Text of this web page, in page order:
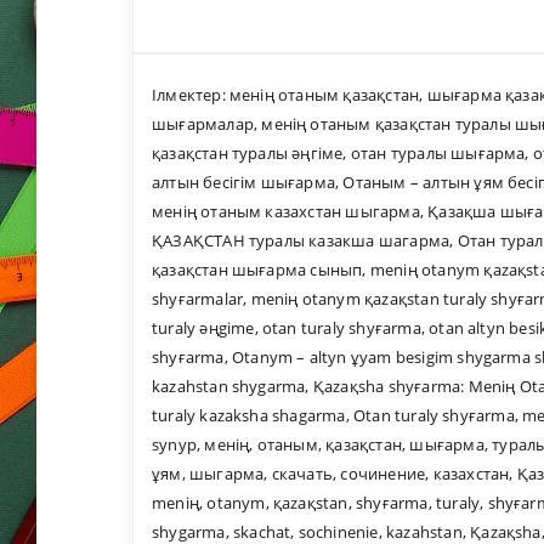
Ілмектер: менің отаным қазақстан, шығарма
шығармалар, менің отаным қазақстан туралы
қазақстан туралы әңгіме, отан туралы шығарма,
алтын бесігім шығарма,Отаным – алтын ұям
менің отаным казахстан шыгарма, Қазақша
ҚАЗАҚСТАН туралы казакша шагарма, Отан
қазақстан шығарма сынып, meniң otanym
shyғarmalar, meniң otanym қazaқstan turaly
turaly әңgime,otan turaly shyғarma,otan altyn
shyғarma,Otanym – altyn ұyam besigim shygarma
kazahstan shygarma, Қazaқsha shyғarma: Meniң
turaly kazaksha shagarma,Otan turaly shyғarma,
synyp, менің, отаным, қазақстан, шығарма,
ұям, шыгарма, скачать,сочинение, казахстан,
meniң,otanym, қazaқstan,shyғarma,turaly,
shygarma,skachat, sochinenie, kazahstan, Қazaқsha